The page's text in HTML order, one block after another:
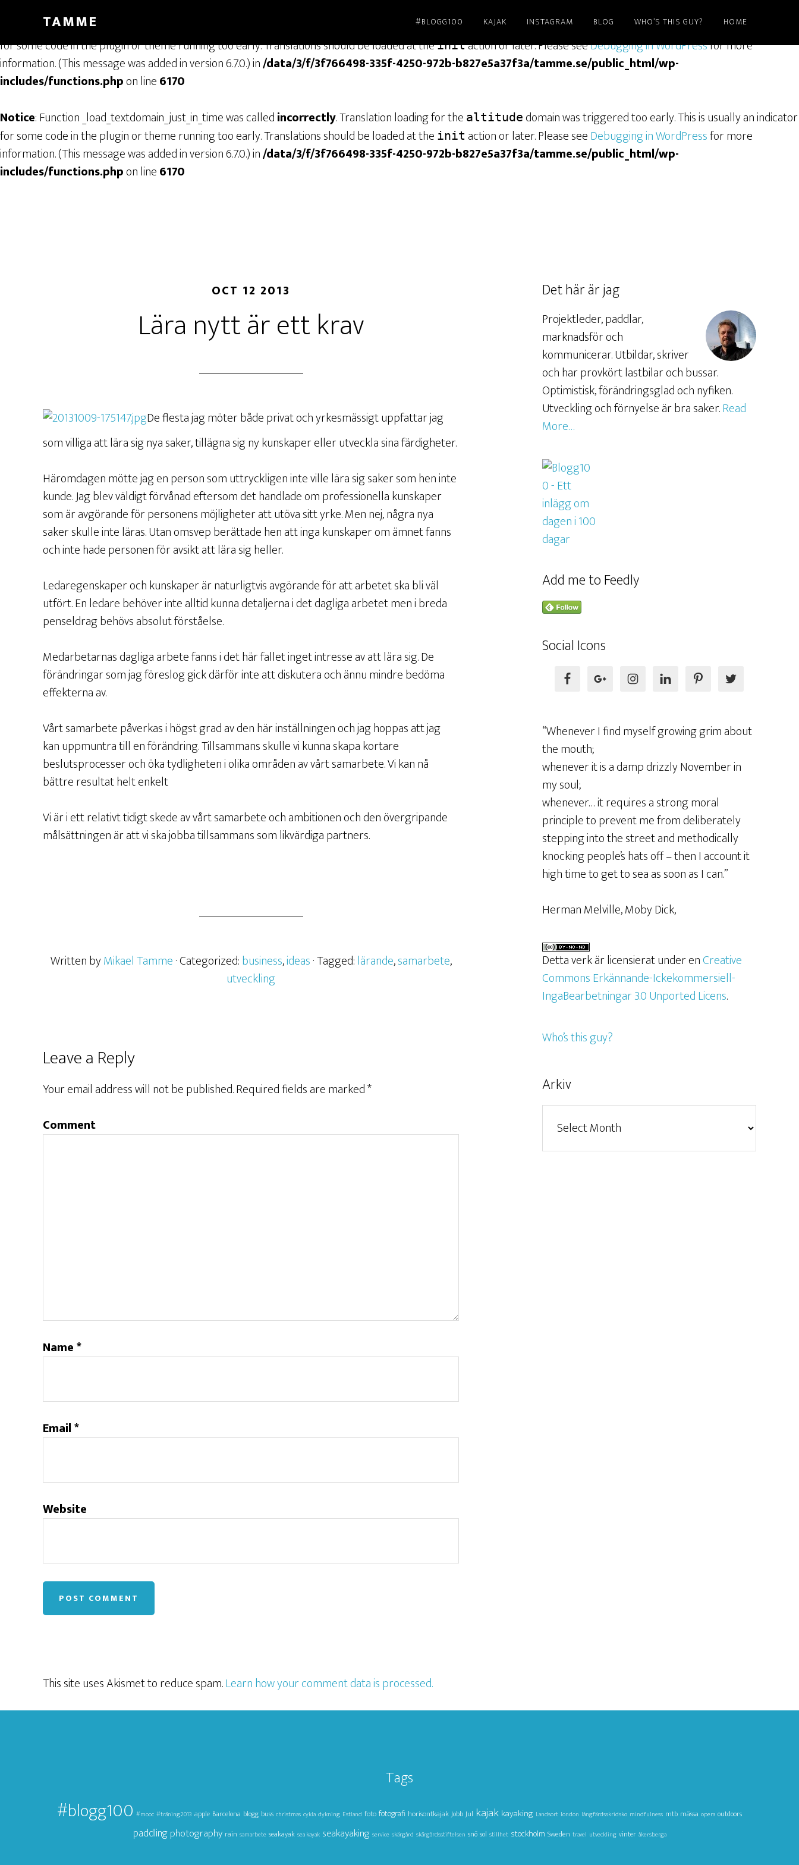
: Function _load_textdomain_just_in_time was called . Translation loading for the genesis
domain was triggered too early. This is usually an indicator
for some code in the plugin or theme running too early. Translations should be loaded at theinitaction or later. Please seeDebugging in WordPressfor more
information. (This message was added in version 6.7.0.) in/data/3/f/3f766498-335f-4250-972b-b827e5a37f3a/tamme.se/public_html/wp-
includes/functions.phpon line6170
Notice: Function _load_textdomain_just_in_time was calledincorrectly. Translation loading for the altitude domain was triggered too early. This is usually an indicator
for some code in the plugin or theme running too early. Translations should be loaded at the init action or later. Please seeDebugging in WordPressfor more
information. (This message was added in version 6.7.0.) in/data/3/f/3f766498-335f-4250-972b-b827e5a37f3a/tamme.se/public_html/wp-
includes/functions.phpon line6170
TAMME #BLOGG100 KAJAK INSTAGRAM BLOG WHO’S THIS GUY? HOME
OCT 12 2013
Lära nytt är ett krav
De flesta jag möter både privat och yrkesmässigt uppfattar jag
som villiga att lära sig nya saker, tillägna sig ny kunskaper eller utveckla sina färdigheter.
Häromdagen mötte jag en person som uttryckligen inte ville lära sig saker som hen inte
kunde.Jag blev väldigt förvånad eftersom det handlade om professionella kunskaper
som är avgörande för personens möjligheter att utöva sitt yrke. Men nej, några nya
saker skulle inte läras. Utan omsvep berättade hen att inga kunskaper om ämnet fanns
och inte hade personen för avsikt att lära sig heller.
Ledaregenskaper och kunskaper är naturligtvis avgörande för att arbetet ska bli väl
utfört. En ledare behöver inte alltid kunna detaljerna i det dagliga arbetet men i breda
penseldrag behövs absolut förståelse.
Medarbetarnas dagliga arbete fanns i det här fallet inget intresse av att lära sig. De
förändringar som jag föreslog gick därför inte att diskutera och ännu mindre bedöma
effekterna av.
Vårt samarbete påverkas i högst grad av den här inställningen och jag hoppas att jag
kan uppmuntra till en förändring. Tillsammans skulle vi kunna skapa kortare
beslutsprocesser och öka tydligheten i olika områden av vårt samarbete. Vi kan nå
bättre resultat helt enkelt
Vi är i ett relativt tidigt skede av vårt samarbete och ambitionen och den övergripande
målsättningen är att vi ska jobba tillsammans som likvärdiga partners.
Written byMikael Tamme· Categorized:business,ideas· Tagged:lärande,samarbete,
utveckling
Leave a Reply
Your email address will not be published.Required fields are marked*
Comment
Name*
Email*
Website
This site uses Akismet to reduce spam.Learn how your comment data is processed.
Det här är jag
Projektleder, paddlar,
marknadsför och
kommunicerar. Utbildar, skriver
och har provkört lastbilar och bussar.
Optimistisk, förändringsglad och nyfiken.
Utveckling och förnyelse är bra saker.Read
More…
Add me to Feedly
Social Icons
“Whenever I find myself growing grim about
the mouth;
whenever it is a damp drizzly November in
my soul;
whenever… it requires a strong moral
principle to prevent me from deliberately
stepping into the street and methodically
knocking people’s hats off – then I account it
high time to get to sea as soon as I can.”
Herman Melville, Moby Dick,
Detta verk är licensierat under enCreative
Commons Erkännande-Ickekommersiell-
IngaBearbetningar 3.0 Unported Licens.
Who’s this guy?
Arkiv
Tags
#blogg100 #mooc #träning2013 apple Barcelona blogg buss christmas cykla dykning Estland fotofotografi horisontkajak Jobb Jul kajak kayaking Landsort london långfärdsskridsko mindfulness mtb mässa opera outdoors
paddlingphotography rain samarbete seakayak sea kayak seakayaking service skärgård skärgårdsstiftelsen snö sol stillhet stockholm Sweden travel utveckling vinter åkersberga